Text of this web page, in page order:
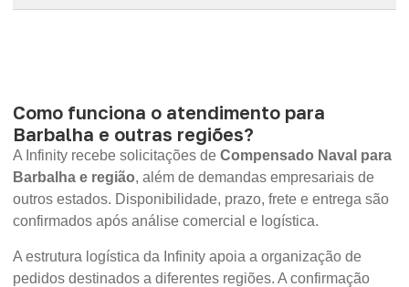
Como funciona o atendimento para
Barbalha e outras regiões?
A Infinity recebe solicitações de Compensado Naval para
Barbalha e região, além de demandas empresariais de
outros estados. Disponibilidade, prazo, frete e entrega são
confirmados após análise comercial e logística.
A estrutura logística da Infinity apoia a organização de
pedidos destinados a diferentes regiões. A confirmação